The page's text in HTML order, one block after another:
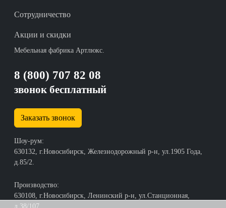
Сотрудничество
Акции и скидки
Мебельная фабрика Артлюкс.
8 (800) 707 82 08
звонок бесплатный
Заказать звонок
Шоу-рум:
630132, г.Новосибирск, Железнодорожный р-н, ул.1905 Года,
д.85/2.
Производство:
630108, г.Новосибирск, Ленинский р-н, ул.Станционная,
д.38/107